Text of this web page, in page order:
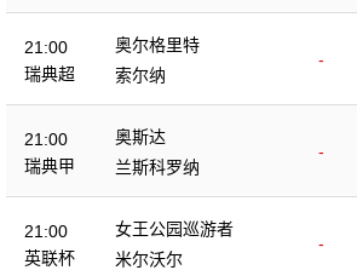
21:00
瑞典超
奥尔格里特
-
索尔纳
21:00
瑞典甲
奥斯达
-
兰斯科罗纳
21:00
英联杯
女王公园巡游者
-
米尔沃尔